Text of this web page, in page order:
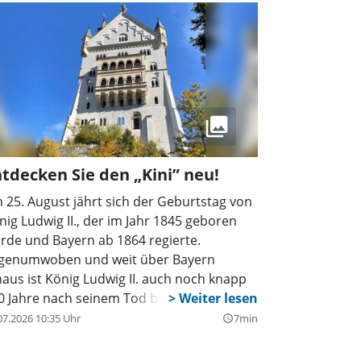
Sie den „Kini” neu!
25. August jährt sich der Geburtstag von
Ludwig II., der im Jahr 1845 geboren
und Bayern ab 1864 regierte.
und weit über Bayern
ist König Ludwig II. auch noch knapp
Jahre nach seinem Tod bekannt und
Allein sein Schloss Neuschwanstein
10:35 Uhr query_builder7min